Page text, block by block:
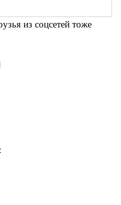
из соцсетей тоже